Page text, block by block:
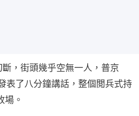
，街頭幾乎空無一人，普京
表了八分鐘講話，整個閲兵式持
場。